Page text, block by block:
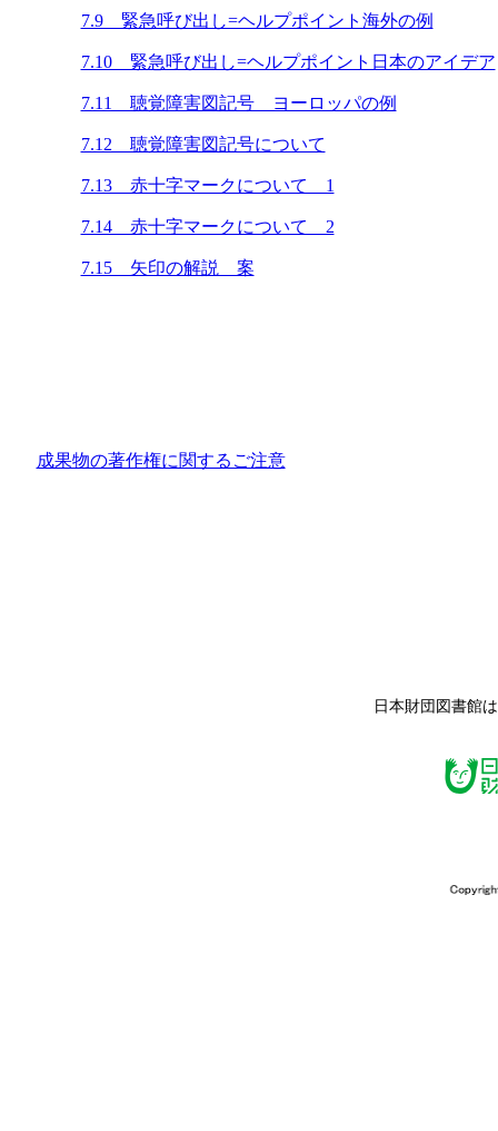
7.9 緊急呼び出し=ヘルプポイント海外の例
7.10 緊急呼び出し=ヘルプポイント日本のアイデア
7.11 聴覚障害図記号 ヨーロッパの例
7.12 聴覚障害図記号について
7.13 赤十字マークについて 1
7.14 赤十字マークについて 2
7.15 矢印の解説 案
成果物の著作権に関するご注意
日本財団図書館